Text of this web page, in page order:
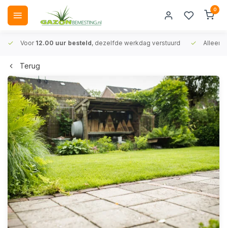
0
Voor 12.00 uur besteld, dezelfde werkdag verstuurd Alleen
Terug